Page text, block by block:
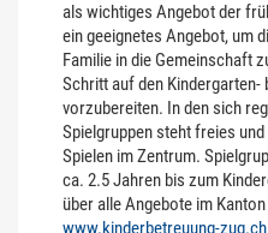
als wichtiges Angebot der
ein geeignetes Angebot, um
Familie in die Gemeinschaft
Schritt auf den Kindergarten-
vorzubereiten. In den sich
Spielgruppen steht freies
Spielen im Zentrum.
ca. 2.5 Jahren bis zum
über alle Angebote im
www.kinderbetreuung-